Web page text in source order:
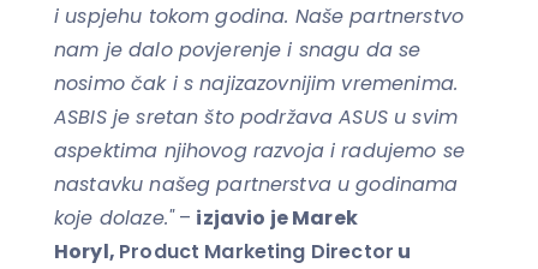
i uspjehu tokom godina. Naše partnerstvo
nam je dalo povjerenje i snagu da se
nosimo čak i s najizazovnijim vremenima.
ASBIS je sretan što podržava ASUS u svim
aspektima njihovog razvoja i radujemo se
nastavku našeg partnerstva u godinama
koje dolaze."– izjavio je Marek
Horyl, Product Marketing Director u